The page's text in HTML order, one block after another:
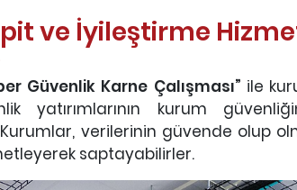
ve İyileştirme
Güvenlik Karne Çalışması” ile
yatırımlarının kurum
verilerinin güvende olup
saptayabilirler.